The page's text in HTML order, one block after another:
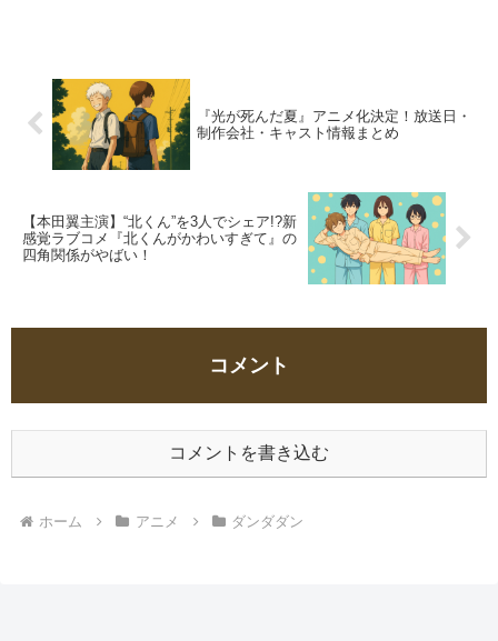
『光が死んだ夏』アニメ化決定！放送日・
制作会社・キャスト情報まとめ
【本田翼主演】“北くん”を3人でシェア!?新
感覚ラブコメ『北くんがかわいすぎて』の
四角関係がやばい！
コメント
コメントを書き込む
ホーム アニメ ダンダダン